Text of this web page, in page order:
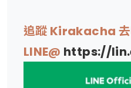
追蹤 Kirakacha 去
LINE@ https://